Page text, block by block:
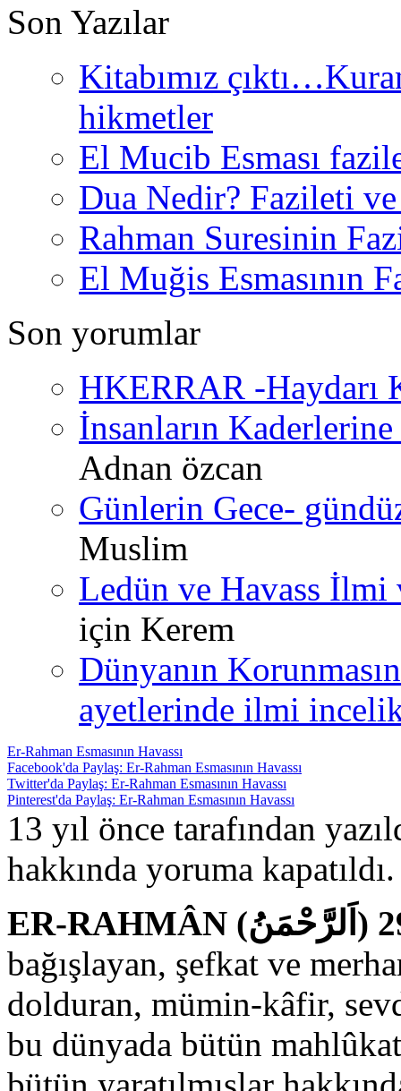
Son Yazılar
Kitabımız
hikmetler
El Mucib Esması
Dua Nedir? Fazileti
Rahman Suresinin
El Muğis Esmasının
Son yorumlar
HKERRAR -Haydarı
İnsanların
Adnan özcan
Günlerin Gece-
Muslim
Ledün ve Havass İlmi
için Kerem
Dünyanın
ayetlerinde ilmi
Er-Rahman Esmasının Havassı
Facebook'da Paylaş: Er-Rahman Esmasının Havassı
Twitter'da Paylaş: Er-Rahman Esmasının Havassı
Pinterest'da Paylaş: Er-Rahman Esmasının Havassı
13 yıl önce tarafından
hakkında yoruma kapatıldı.
bağışlayan, şefkat ve
dolduran, mümin-kâfir,
bu dünyada bütün